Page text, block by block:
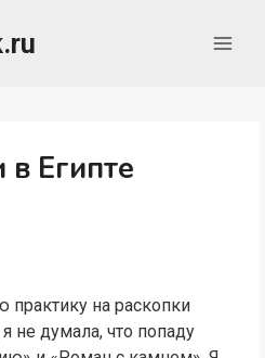
в Египте
практику на раскопки
не думала, что попаду